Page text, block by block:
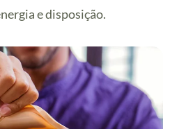
e disposição.